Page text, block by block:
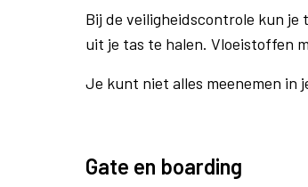
Bij de veiligheidscontrole kun
uit je tas te halen. Vloeistoffen
Je kunt niet alles meenemen in
Gate en boarding